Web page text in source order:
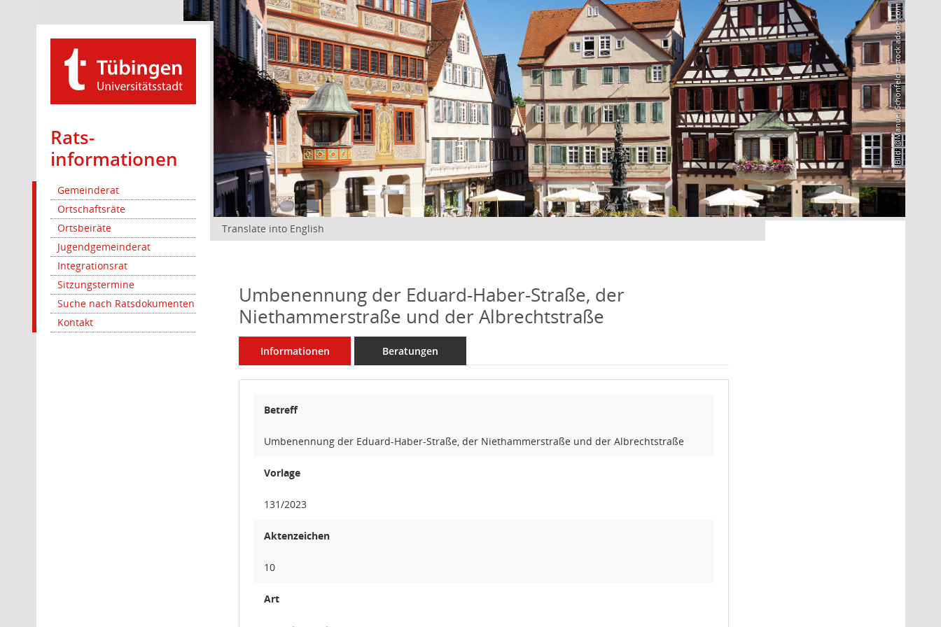
Rats­
informationen
Gemeinderat
Ortschaftsräte
Ortsbeiräte
Jugendgemeinderat
Integrationsrat
Sitzungstermine
Suche nach Ratsdokumenten
Kontakt
Bild: @Manuel Schönfeld – stock.adobe.com
Translate into English
Umbenennung der Eduard-Haber-Straße, der
Niethammerstraße und der Albrechtstraße
Informationen Beratungen
Betreff
Umbenennung der Eduard-Haber-Straße, der Niethammerstraße und der Albrechtstraße
Vorlage
131/2023
Aktenzeichen
10
Art